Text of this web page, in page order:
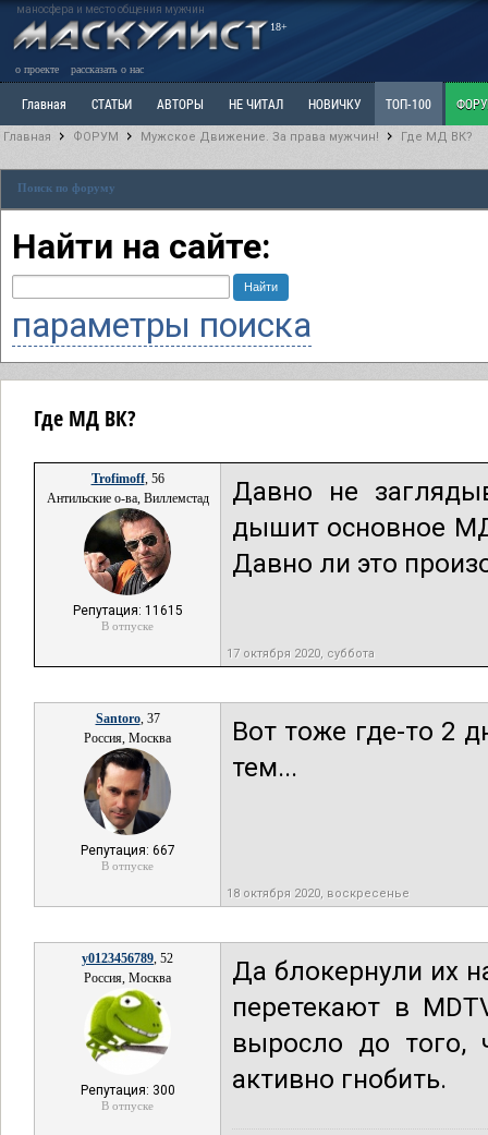
маносфера и место общения мужчин
18+
о проекте рассказать о нас
Главная СТАТЬИ АВТОРЫ НЕ ЧИТАЛ НОВИЧКУ ТОП-100
Ветка: Расстаюсь или Развожусь. САНЧАС Ветка: Наболевшее. Выскажись!
РАЗДЕЛ: Разное
Главная ФОРУМ Мужское Движение. За права мужчин! Где МД ВК?
Поиск по форуму
Найти на сайте:
параметры поиска
Где МД ВК?
Trofimoff, 56
Антильские о-ва, Виллемстад
Репутация: 11615
В отпуске
Давно не
дышит основное
Давно ли это
17 октября 2020, суббота
Santoro, 37
Россия, Москва
Репутация: 667
В отпуске
Вот тоже где-то 2
тем...
18 октября 2020, воскресенье
y0123456789, 52
Россия, Москва
Репутация: 300
В отпуске
Да блокернули их
перетекают в
выросло до того,
активно гнобить.